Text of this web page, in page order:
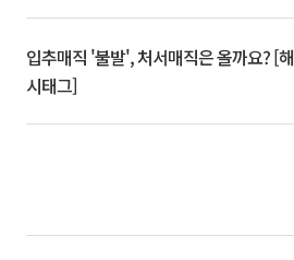
입추매직 '불발', 처서매직은 올까요? [해
시태그]